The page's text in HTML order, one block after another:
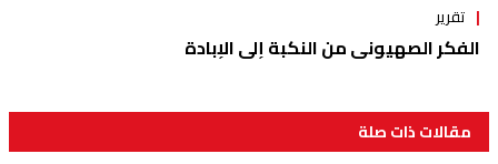
تقرير
الفكر الصهيوني من النكبة إلى الإبادة
مقالات ذات صلة